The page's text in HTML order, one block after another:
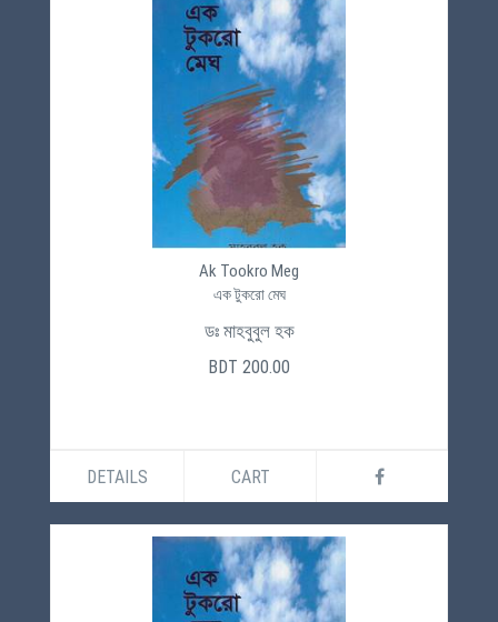
Ak Tookro Meg
এক টুকরো মেঘ
ডঃ মাহবুবুল হক
BDT 200.00
DETAILS CART